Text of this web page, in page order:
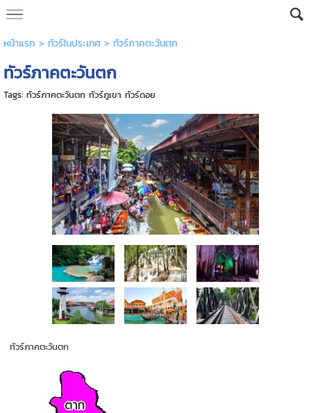
หน้าแรก > ทัวร์ในประเทศ > ทัวร์ภาคตะวันตก
ทัวร์ภาคตะวันตก
Tags: ทัวร์ภาคตะวันตก ทัวร์ภูเขา ทัวร์ดอย
ทัวร์ภาคตะวันตก